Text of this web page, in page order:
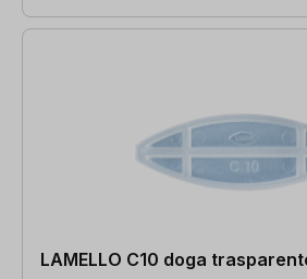
LAMELLO C10 doga